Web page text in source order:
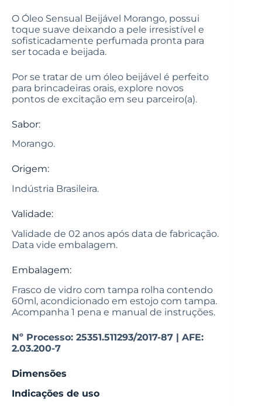
O Óleo Sensual Beijável Morango, possui
toque suave deixando a pele irresistível e
sofisticadamente perfumada pronta para
ser tocada e beijada.
Por se tratar de um óleo beijável é perfeito
para brincadeiras orais, explore novos
pontos de excitação em seu parceiro(a).
Sabor:
Morango.
Origem:
Indústria Brasileira.
Validade:
Validade de 02 anos após data de fabricação.
Data vide embalagem.
Embalagem:
Frasco de vidro com tampa rolha contendo
60ml, acondicionado em estojo com tampa.
Acompanha 1 pena e manual de instruções.
Nº Processo: 25351.511293/2017-87 | AFE:
2.03.200-7
Dimensões
Indicações de uso